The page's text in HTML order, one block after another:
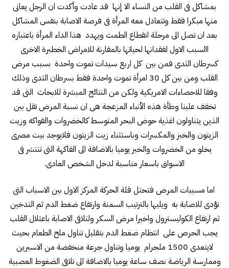
بمشاكل فى القلب من النساء الا إنها قد عادت وأكدت ان الرجل يعانى
منها مبكرا فقط وتتعادل معه المرأة فى فرصة الاصابة بنفس المشاكل
بعد ان تصل الى مرحلة انقطاع الطمث ويهدد هذا الداء المرأة باعتباره
االسبب الاول لفقدانها لحياتها بالمقارنة للامراض الخطبرة الاخرى
كسرطان الثدى فمن بين كل اربع سيدات تموت واحدة بسبب مرض
القلب ومن بين كل 30 امرأة تموت واحدة فقط بسرطان الثدى وذلك
وفقا للاحصاءات الامريكية ولكن من النتائج المبشرة للابحاث التى قد
تخفف علينا وطأة هذه الأنباء المزعجة هى ان نسبة المرض تقل بين
الذين يتناولون اغذية حوض البحر المتوسط كالخضروات والفواكه وزيت
الزيتون والخبز والمكسرات وباستثناء زيت الزيتون فلايوجد بيت مصرى
يخلو من الخضروات والخبز يوميا بالاضافة الى الفاكهة التى تنتشر فى
الاسواق باسعار مناسبة لدخل الشخص العادى.
اما مسببات المرض فتحتل قلة الحركة المركز الاول بين الاسباب التى
تؤدى للاصابة به ويليها بالترتيب السمنة وارتفاع ضغط الدم ثم التدخين
ثم ارتفاع الكوليسترول واخيرا مرض السكر ولتلافى الاصابة باعتلال القلب
يجب الحرص على انتظام ضغط الدم بتقليل تناول ملح الطعام بحيث
لايتعدى 1500 ملجرام يوميا وتناول جرعة منخفضة من الاسبرين
وممارسة الرياضة نصف ساعة يوميا بالاضافة الى تلافى الضغوط العصبية